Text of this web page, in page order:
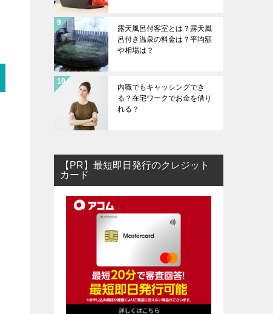
露天風呂付客室とは？露天風
呂付き温泉の料金は？平均額
や相場は？
内職でもキャッシングでき
る？在宅ワークでお金を借り
れる？
【PR】最短即日発行のクレジット
カード